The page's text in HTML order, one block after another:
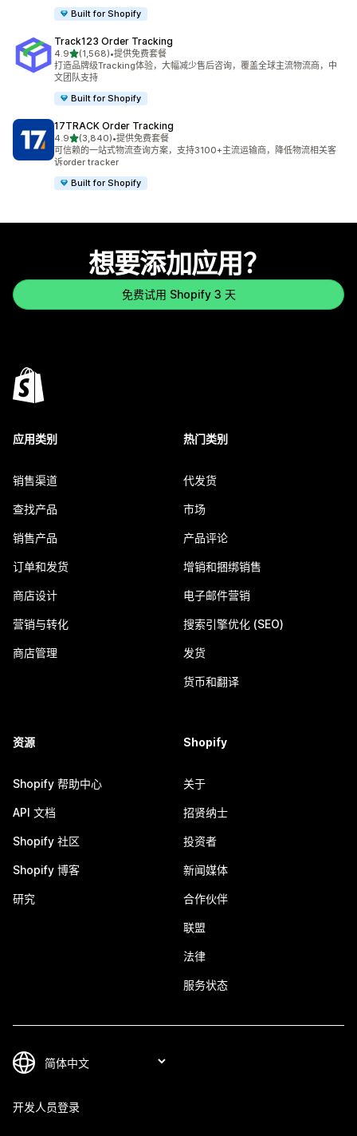
Built for Shopify
Track123 Order Tracking
4.9星（满分 5 星）
(1,568)
总共 1568 条评论
•提供免费套餐
打造品牌级Tracking体验，大幅减少售后咨询，覆盖全球主流物流商，中
文团队支持
Built for Shopify
17TRACK Order Tracking
4.9星（满分 5 星）
(3,840)
总共 3840 条评论
•提供免费套餐
可信赖的一站式物流查询方案，支持3100+主流运输商，降低物流相关客
诉order tracker
Built for Shopify
想要添加应用？
免费试用 Shopify 3 天
应用类别
销售渠道
查找产品
销售产品
订单和发货
商店设计
营销与转化
商店管理
热门类别
代发货
市场
产品评论
增销和捆绑销售
电子邮件营销
搜索引擎优化 (SEO)
发货
货币和翻译
资源
Shopify 帮助中心
API 文档
Shopify 社区
Shopify 博客
研究
Shopify
关于
招贤纳士
投资者
新闻媒体
合作伙伴
联盟
法律
服务状态
开发人员登录